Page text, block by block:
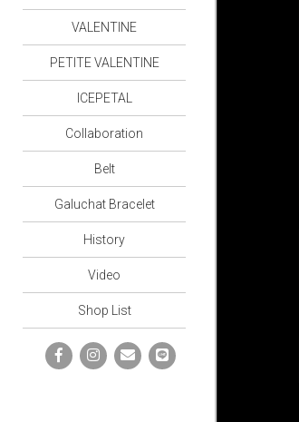
VALENTINE
PETITE VALENTINE
ICEPETAL
Collaboration
Belt
Galuchat Bracelet
History
Video
Shop List